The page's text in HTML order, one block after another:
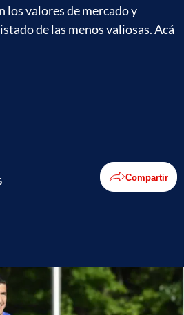
valores de mercado y
de las menos valiosas. Acá
Compartir